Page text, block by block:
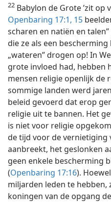
22 Babylon de Grote ’zit op
Openbaring 17:1, 15
scharen en natiën en
die ze als een
„wateren” drogen op! In
grote invloed had, hebben
mensen religie openlijk de
sommige landen werd
beleid gevoerd dat erop
religie uit te bannen. Het
is niet voor religie
de tijd voor de vernietiging
aanbreekt, het geslonken
geen enkele bescherming
(Openbaring 17:16).
miljarden leden te hebben,
koningen van de opgang